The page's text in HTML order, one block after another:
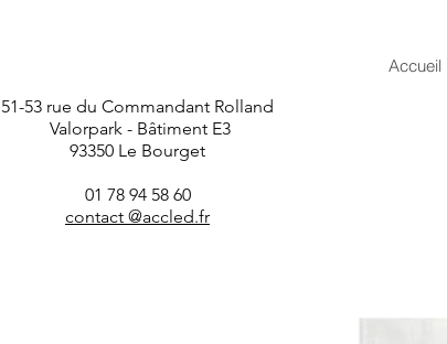
51-53 rue du Commandant Rolland
Valorpark - Bâtiment E3
93350 Le Bourget
01 78 94 58 60
contact @accled.fr
Accueil